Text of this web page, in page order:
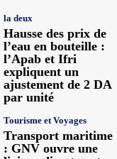
la deux
Hausse des prix de
l’eau en bouteille :
l’Apab et Ifri
expliquent un
ajustement de 2 DA
par unité
Tourisme et Voyages
Transport maritime
: GNV ouvre une